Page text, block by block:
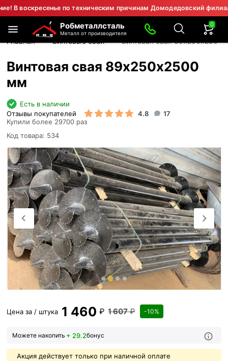
по техническим причинам Домодедовский филиал не
Робметаллсталь
Металл от производителя
0
Главная Винтовые сваи Винтовая свая 89х250х2500
Винтовая свая 89х250х2500
мм
Есть в наличии
Отзывы покупателей
4.8
17
Купили более 29700 раз
Код товара: 534
Цена за / штука 1 460 ₽ 1 607₽ -10%
Можете накопить + 29.2бонус
Акция действует только при наличной оплате